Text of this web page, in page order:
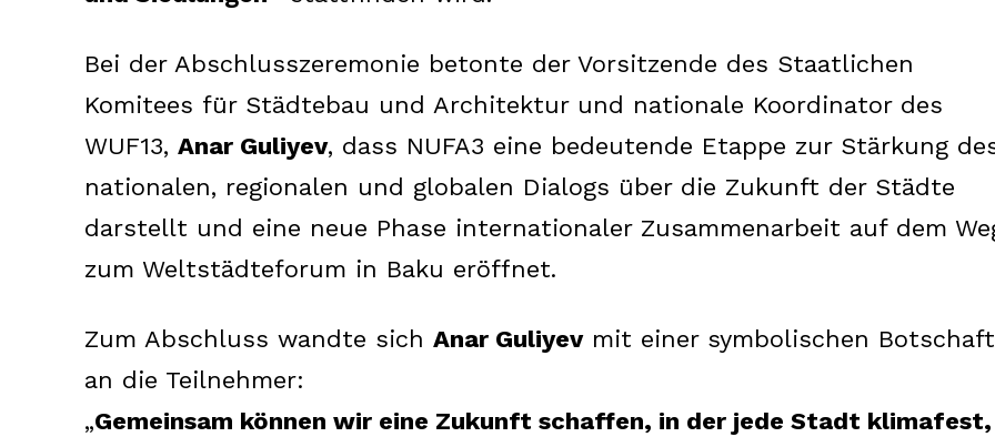
Bei der Abschlusszeremonie betonte der Vorsitzende des Staatlichen
Komitees für Städtebau und Architektur und nationale Koordinator des
WUF13, Anar Guliyev, dass NUFA3 eine bedeutende Etappe zur Stärkung
nationalen, regionalen und globalen Dialogs über die Zukunft der Städte
darstellt und eine neue Phase internationaler Zusammenarbeit auf dem
zum Weltstädteforum in Baku eröffnet.
Zum Abschluss wandte sich Anar Guliyevmit einer symbolischen Botschaft
an die Teilnehmer:
„Gemeinsam können wir eine Zukunft schaffen, in der jede Stadt klimafest,